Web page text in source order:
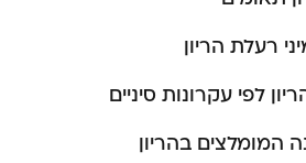
רעלת הריון
לפי עקרונות סיניים
המומלצים בהריון